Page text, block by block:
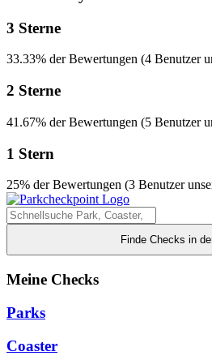
3 Sterne
33.33% der Bewertungen (4 Benutzer
2 Sterne
41.67% der Bewertungen (5 Benutzer
1 Stern
25% der Bewertungen (3 Benutzer
Finde Checks in
Meine Checks
Parks
Coaster